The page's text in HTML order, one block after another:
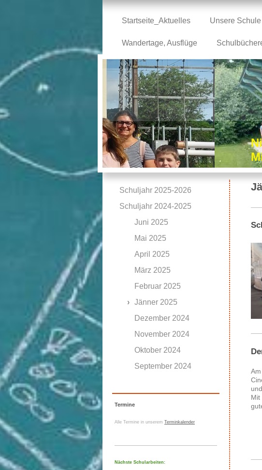
Startseite_Aktuelles Unsere Schule
Wandertage, Ausflüge
Mit
Schuljahr 2025-2026
Schuljahr 2024-2025
Juni 2025
Mai 2025
April 2025
März 2025
Februar 2025
Jänner 2025
Dezember 2024
November 2024
Oktober 2024
September 2024
Termine
Alle Termine in unserem Terminkalender
Nächste Schularbeiten: